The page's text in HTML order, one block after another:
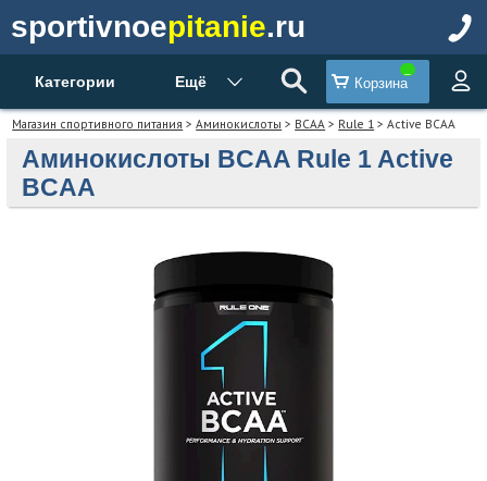
sportivnoepitanie.ru
Категории Ещё Корзина
Магазин спортивного питания >Аминокислоты > BCAA > Rule 1 > Active BCAA
Аминокислоты BCAA Rule 1 Active
BCAA